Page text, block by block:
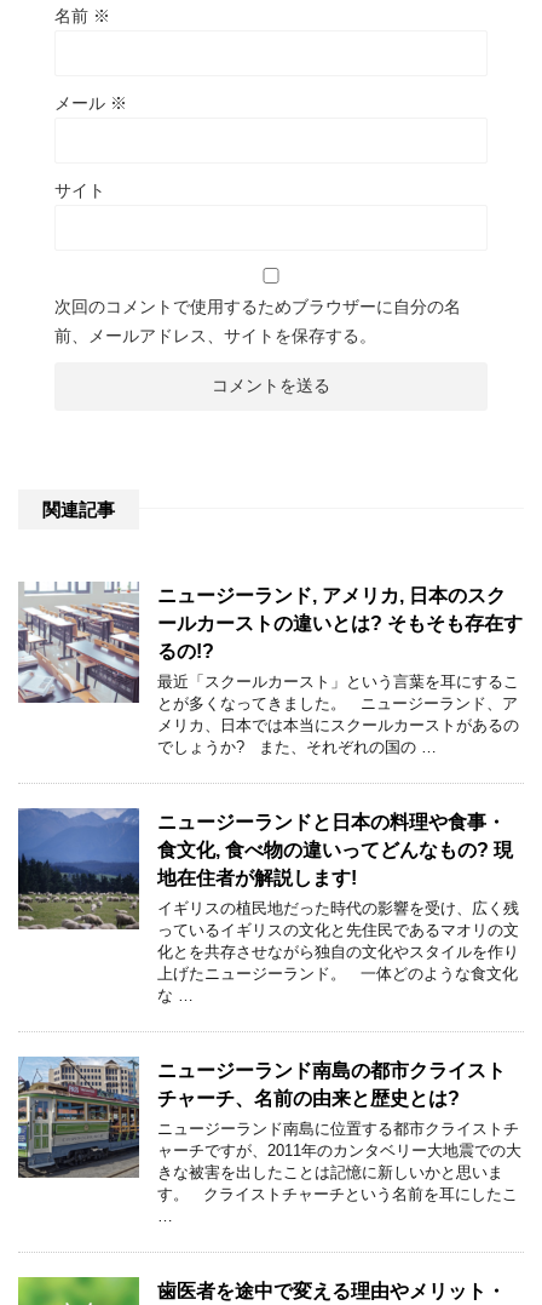
名前 ※
メール ※
サイト
次回のコメントで使用するためブラウザーに自分の名
前、メールアドレス、サイトを保存する。
関連記事
ニュージーランド, アメリカ, 日本のスク
ールカーストの違いとは? そもそも存在す
るの!?
最近「スクールカースト」という言葉を耳にするこ
とが多くなってきました。 ニュージーランド、ア
メリカ、日本では本当にスクールカーストがあるの
でしょうか? また、それぞれの国の …
ニュージーランドと日本の料理や食事・
食文化, 食べ物の違いってどんなもの? 現
地在住者が解説します!
イギリスの植民地だった時代の影響を受け、広く残
っているイギリスの文化と先住民であるマオリの文
化とを共存させながら独自の文化やスタイルを作り
上げたニュージーランド。 一体どのような食文化
な …
ニュージーランド南島の都市クライスト
チャーチ、名前の由来と歴史とは?
ニュージーランド南島に位置する都市クライストチ
ャーチですが、2011年のカンタベリー大地震での大
きな被害を出したことは記憶に新しいかと思いま
す。 クライストチャーチという名前を耳にしたこ
歯医者を途中で変える理由やメリット・